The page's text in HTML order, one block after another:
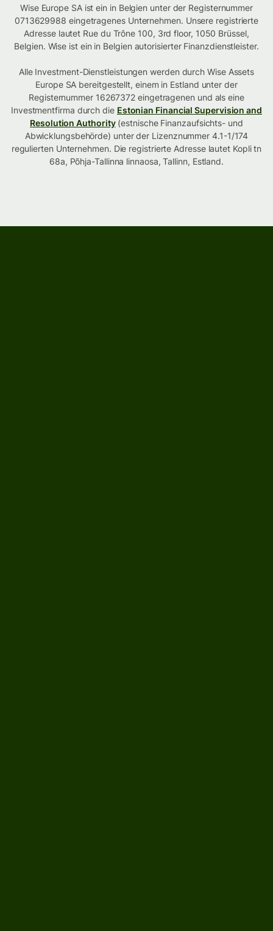
Wise Europe SA ist ein in Belgien unter der Registernummer
0713629988 eingetragenes Unternehmen. Unsere registrierte
Adresse lautet Rue du Trône 100, 3rd floor, 1050 Brüssel,
Belgien. Wise ist ein in Belgien autorisierter Finanzdienstleister.
Alle Investment-Dienstleistungen werden durch Wise Assets
Europe SA bereitgestellt, einem in Estland unter der
Registernummer 16267372 eingetragenen und als eine
Investmentfirma durch die Estonian Financial Supervision and
Resolution Authority(estnische Finanzaufsichts- und
Abwicklungsbehörde) unter der Lizenznummer 4.1-1/174
regulierten Unternehmen. Die registrierte Adresse lautet Kopli tn
68a, Põhja-Tallinna linnaosa, Tallinn, Estland.